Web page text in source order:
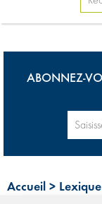
ABONNEZ-
Accueil > Lexique